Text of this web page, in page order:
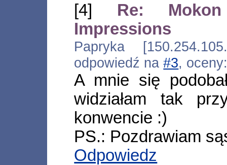
[4] Re:
Impressions
Papryka
odpowiedź na#3,
A mnie się
widziałam tak
konwencie :)
PS.: Pozdrawiam
Odpowiedz